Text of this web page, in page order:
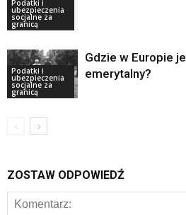
Podatki i
ubezpieczenia
socjalne za
granicą
Podatki i
ubezpieczenia
socjalne za
granicą
Gdzie w Europie
emerytalny?
ZOSTAW ODPOWIEDŹ